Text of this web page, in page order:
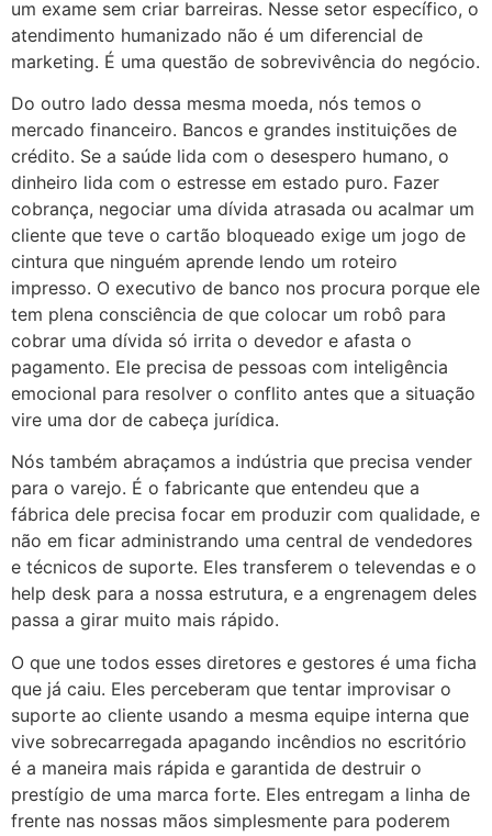
um exame sem criar barreiras. Nesse setor específico, o
atendimento humanizado não é um diferencial de
marketing. É uma questão de sobrevivência do negócio.
Do outro lado dessa mesma moeda, nós temos o
mercado financeiro. Bancos e grandes instituições de
crédito. Se a saúde lida com o desespero humano, o
dinheiro lida com o estresse em estado puro. Fazer
cobrança, negociar uma dívida atrasada ou acalmar um
cliente que teve o cartão bloqueado exige um jogo de
cintura que ninguém aprende lendo um roteiro
impresso. O executivo de banco nos procura porque ele
tem plena consciência de que colocar um robô para
cobrar uma dívida só irrita o devedor e afasta o
pagamento. Ele precisa de pessoas com inteligência
emocional para resolver o conflito antes que a situação
vire uma dor de cabeça jurídica.
Nós também abraçamos a indústria que precisa vender
para o varejo. É o fabricante que entendeu que a
fábrica dele precisa focar em produzir com qualidade, e
não em ficar administrando uma central de vendedores
e técnicos de suporte. Eles transferem o televendas e o
help desk para a nossa estrutura, e a engrenagem deles
passa a girar muito mais rápido.
O que une todos esses diretores e gestores é uma ficha
que já caiu. Eles perceberam que tentar improvisar o
suporte ao cliente usando a mesma equipe interna que
vive sobrecarregada apagando incêndios no escritório
é a maneira mais rápida e garantida de destruir o
prestígio de uma marca forte. Eles entregam a linha de
frente nas nossas mãos simplesmente para poderem